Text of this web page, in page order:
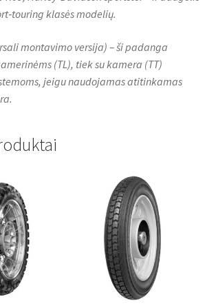
klasės modelių.
montavimo versija) – ši padanga
(TL), tiek su kamera (TT)
jeigu naudojamas atitinkamas